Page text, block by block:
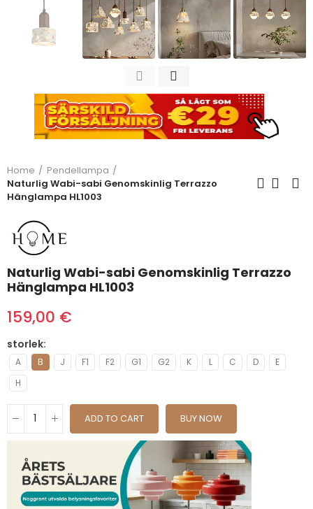
Home
Pendellampa
Naturlig Wabi-sabi Genomskinlig Terrazzo
Hänglampa HL1003
Naturlig Wabi-sabi Genomskinlig Terrazzo
Hänglampa HL1003
159,00 €
storlek
A B J F1 F2 G1 G2 K L C D
E
H
ADD TO CART BUY NOW